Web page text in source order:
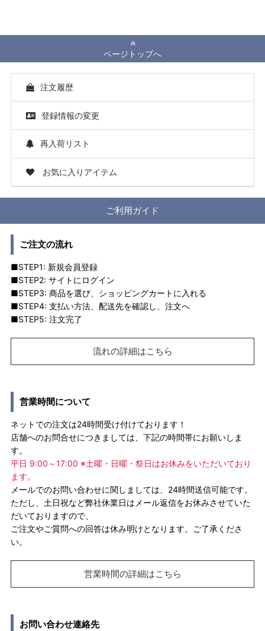
ページトップへ
注文履歴
登録情報の変更
再入荷リスト
お気に入りアイテム
ご利用ガイド
ご注文の流れ
■STEP1: 新規会員登録
■STEP2: サイトにログイン
■STEP3: 商品を選び、ショッピングカートに入れる
■STEP4: 支払い方法、配送先を確認し、注文へ
■STEP5: 注文完了
流れの詳細はこちら
営業時間について
ネットでの注文は24時間受け付けております！
店舗へのお問合せにつきましては、下記の時間帯にお願いしま
す。
平日 9:00～17:00 ※土曜・日曜・祭日はお休みをいただいており
ます。
メールでのお問い合わせに関しましては、24時間送信可能です。
ただし、土日祝など弊社休業日はメール返信をお休みさせていた
だいておりますので、
ご注文やご質問への回答は休み明けとなります。ご了承くださ
い。
営業時間の詳細はこちら
お問い合わせ連絡先